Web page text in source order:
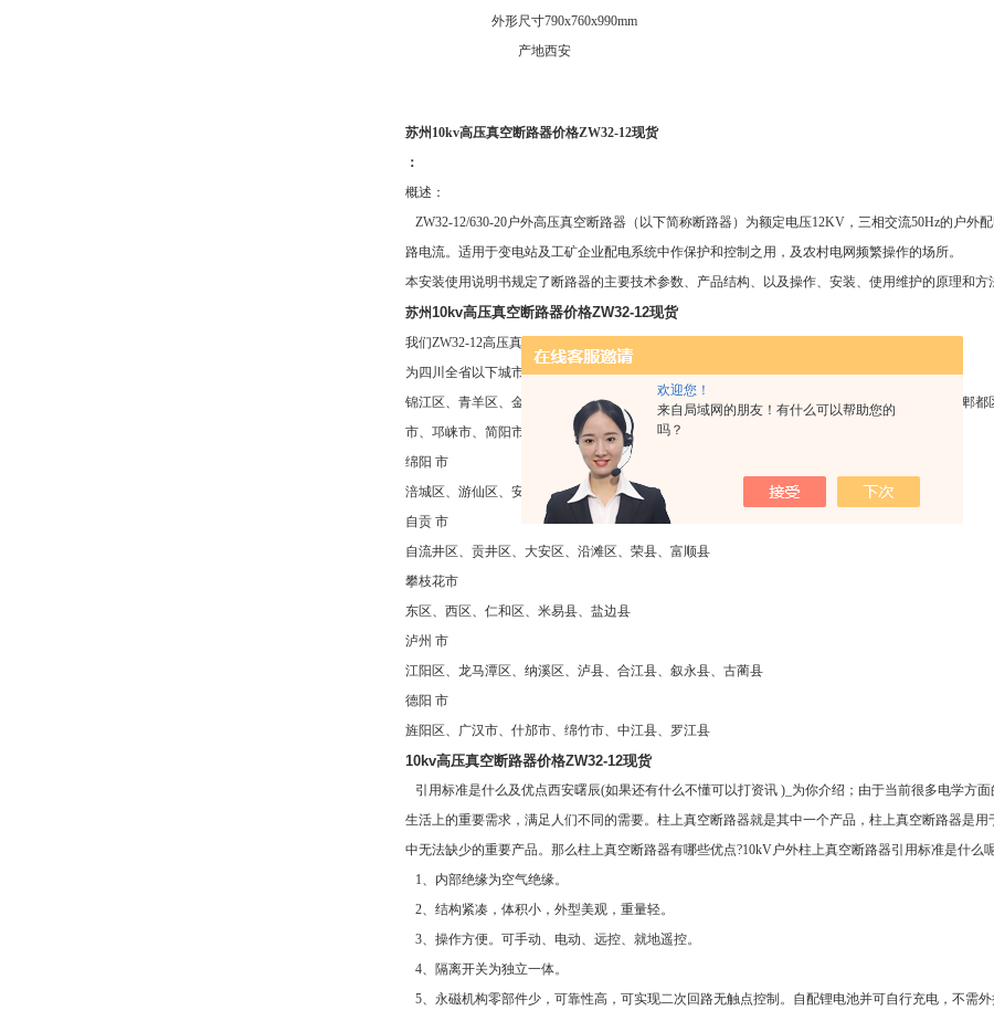
欢迎您！
来自局域网的朋友！有什么可以帮助您的
吗？
外形尺寸790x760x990mm
产地西安
苏州10kv高压真空断路器价格ZW32-12现货
：
概述：
ZW32-12/630-20户外高压真空断路器（以下简称断路器）为额定电压12KV，三相交流50Hz的户
路电流。适用于变电站及工矿企业配电系统中作保护和控制之用，及农村电网频繁操作的场所。
本安装使用说明书规定了断路器的主要技术参数、产品结构、以及操作、安装、使用维护的原理和方
苏州10kv高压真空断路器价格ZW32-12现货
我们ZW32-12高压真空断路器
为四川全省以下城市服务成都市
锦江区、青羊区、金牛区、武侯区、成华区、青白江区、龙泉驿区、新都区、温江区、双流区、郫
市、邛崃市、简阳市
绵阳 市
涪城区、游仙区、安州区、梓潼县、三台县、盐亭县、平武县、江油市、北川羌族自治县
自贡 市
自流井区、贡井区、大安区、沿滩区、荣县、富顺县
攀枝花市
东区、西区、仁和区、米易县、盐边县
泸州 市
江阳区、龙马潭区、纳溪区、泸县、合江县、叙永县、古蔺县
德阳 市
旌阳区、广汉市、什邡市、绵竹市、中江县、罗江县
10kv高压真空断路器价格ZW32-12现货
引用标准是什么及优点西安曙辰(如果还有什么不懂可以打资讯 )_为你介绍；由于当前很多电学方
生活上的重要需求，满足人们不同的需要。柱上真空断路器就是其中一个产品，柱上真空断路器是
中无法缺少的重要产品。那么柱上真空断路器有哪些优点?10kV户外柱上真空断路器引用标准是什么
1、内部绝缘为空气绝缘。
2、结构紧凑，体积小，外型美观，重量轻。
3、操作方便。可手动、电动、远控、就地遥控。
4、隔离开关为独立一体。
5、永磁机构零部件少，可靠性高，可实现二次回路无触点控制。自配锂电池并可自行充电，不需外